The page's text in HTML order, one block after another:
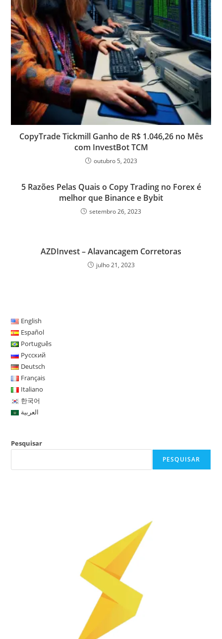
s
CopyTrade Tickmill Ganho de R$ 1.046,26 no Mês
com InvestBot TCM
outubro 5, 2023
5 Razões Pelas Quais o Copy Trading no Forex é
melhor que Binance e Bybit
setembro 26, 2023
AZDInvest – Alavancagem Corretoras
julho 21, 2023
English
Español
Português
Русский
Deutsch
Français
Italiano
한국어
العربية
Pesquisar
PESQUISAR